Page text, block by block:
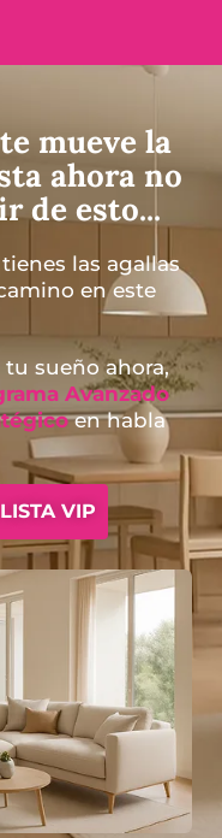
mueve la
ahora no
de esto...
las agallas
en este
sueño ahora,
Avanzado
en habla
VIP